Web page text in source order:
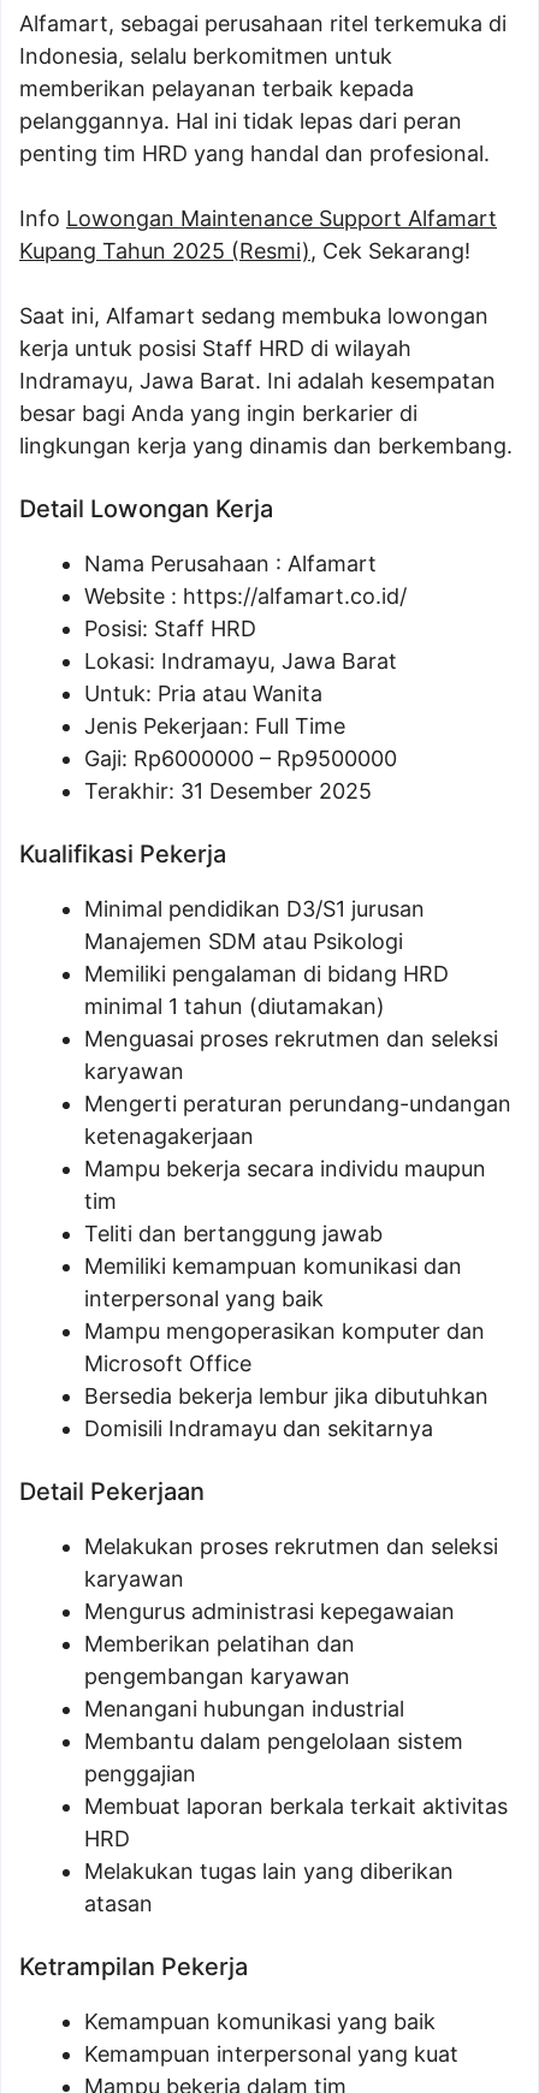
Alfamart, sebagai perusahaan ritel terkemuka di
Indonesia, selalu berkomitmen untuk
memberikan pelayanan terbaik kepada
pelanggannya. Hal ini tidak lepas dari peran
penting tim HRD yang handal dan profesional.
Info Lowongan Maintenance Support Alfamart
Kupang Tahun 2025 (Resmi), Cek Sekarang!
Saat ini, Alfamart sedang membuka lowongan
kerja untuk posisi Staff HRD di wilayah
Indramayu, Jawa Barat. Ini adalah kesempatan
besar bagi Anda yang ingin berkarier di
lingkungan kerja yang dinamis dan berkembang.
Detail Lowongan Kerja
Nama Perusahaan : Alfamart
Website : https://alfamart.co.id/
Posisi: Staff HRD
Lokasi: Indramayu, Jawa Barat
Untuk: Pria atau Wanita
Jenis Pekerjaan: Full Time
Gaji: Rp6000000 – Rp9500000
Terakhir: 31 Desember 2025
Kualifikasi Pekerja
Minimal pendidikan D3/S1 jurusan
Manajemen SDM atau Psikologi
Memiliki pengalaman di bidang HRD
minimal 1 tahun (diutamakan)
Menguasai proses rekrutmen dan seleksi
karyawan
Mengerti peraturan perundang-undangan
ketenagakerjaan
Mampu bekerja secara individu maupun
tim
Teliti dan bertanggung jawab
Memiliki kemampuan komunikasi dan
interpersonal yang baik
Mampu mengoperasikan komputer dan
Microsoft Office
Bersedia bekerja lembur jika dibutuhkan
Domisili Indramayu dan sekitarnya
Detail Pekerjaan
Melakukan proses rekrutmen dan seleksi
karyawan
Mengurus administrasi kepegawaian
Memberikan pelatihan dan
pengembangan karyawan
Menangani hubungan industrial
Membantu dalam pengelolaan sistem
penggajian
Membuat laporan berkala terkait aktivitas
HRD
Melakukan tugas lain yang diberikan
atasan
Ketrampilan Pekerja
Kemampuan komunikasi yang baik
Kemampuan interpersonal yang kuat
Mampu bekerja dalam tim